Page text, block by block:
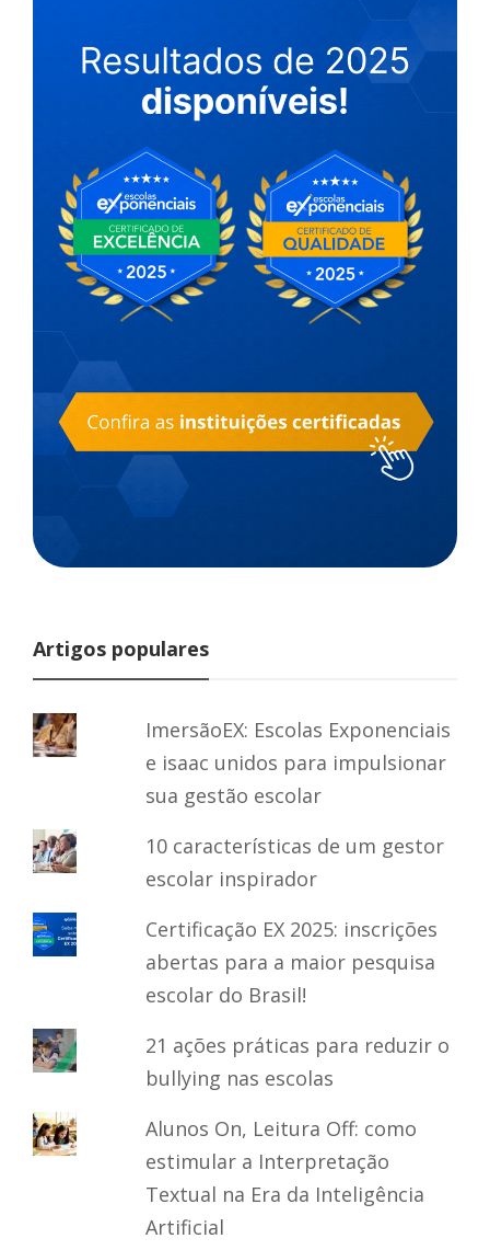
Artigos populares
ImersãoEX: Escolas Exponenciais
e isaac unidos para impulsionar
sua gestão escolar
10 características de um gestor
escolar inspirador
Certificação EX 2025: inscrições
abertas para a maior pesquisa
escolar do Brasil!
21 ações práticas para reduzir o
bullying nas escolas
Alunos On, Leitura Off: como
estimular a Interpretação
Textual na Era da Inteligência
Artificial